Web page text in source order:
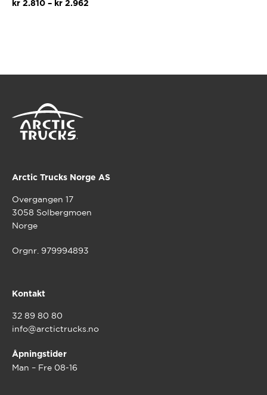
kr2.810 – kr2.962Prisområde:
Arctic Trucks Norge AS
Overgangen 17
3058 Solbergmoen
Norge
Orgnr. 979994893
Kontakt
32 89 80 80
info@arctictrucks.no
Åpningstider
Man – Fre 08-16